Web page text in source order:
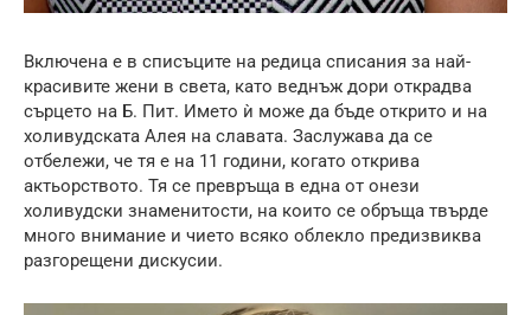
Включена е в списъците на редица списания за най-
красивите жени в света, като веднъж дори открадва
сърцето на Б. Пит. Името ѝ може да бъде открито и на
холивудската Алея на славата. Заслужава да се
отбележи, че тя е на 11 години, когато открива
актьорството. Тя се превръща в една от онези
холивудски знаменитости, на които се обръща твърде
много внимание и чието всяко облекло предизвиква
разгорещени дискусии.